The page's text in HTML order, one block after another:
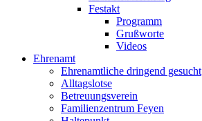
Festakt
Programm
Grußworte
Videos
Ehrenamt
Ehrenamtliche dringend gesucht
Alltagslotse
Betreuungsverein
Familienzentrum Feyen